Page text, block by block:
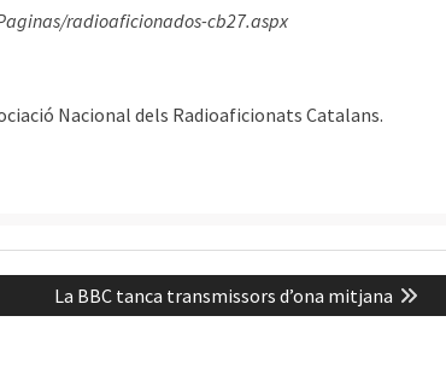
radioaficionados-cb27.aspx
Nacional dels Radioaficionats Catalans.
Next
post:
La BBC tanca transmissors d’ona mitjana